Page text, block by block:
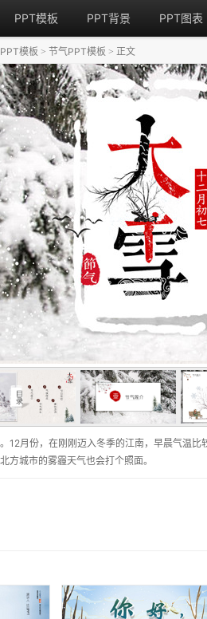
PPT模板 PPT背景 PPT图表
12月份，在刚刚迈入冬季的江南，早晨气温
方城市的雾霾天气也会打个照面。
模板 > 节气PPT模板 > 正文